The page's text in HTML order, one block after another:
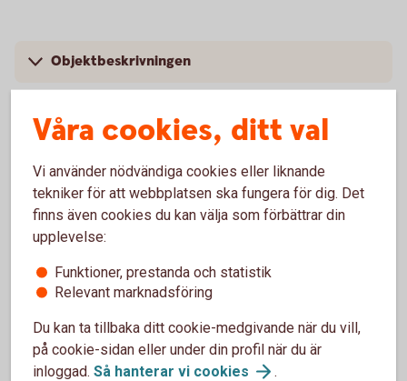
Objektbeskrivningen
Dolda fel
Att hålla koll på när du köper
bostadsrätt
Våra cookies, ditt val
Vi använder nödvändiga cookies eller liknande
tekniker för att webbplatsen ska fungera för dig. Det
finns även cookies du kan välja som förbättrar din
upplevelse:
Funktioner, prestanda och statistik
Relevant marknadsföring
Du kan ta tillbaka ditt cookie-medgivande när du vill,
på cookie-sidan eller under din profil när du är
inloggad. Så hanterar vi cookies .